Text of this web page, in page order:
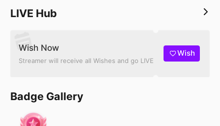
LIVE Hub
Wish Now
Streamer will receive all Wishes and go LIVE
Wish
Badge Gallery